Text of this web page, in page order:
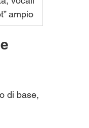
ampio
di base,